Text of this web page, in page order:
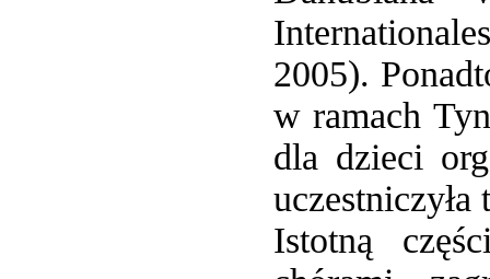
2005).
w ramach
dla dzieci
Istotną